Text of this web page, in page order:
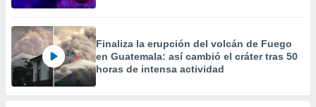
Finaliza la erupción del volcán de Fuego
en Guatemala: así cambió el cráter tras 50
horas de intensa actividad